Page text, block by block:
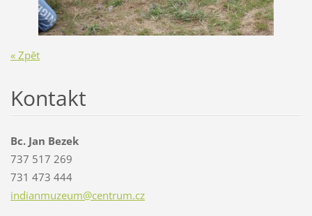
« Zpět
Kontakt
Bc. Jan Bezek
737 517 269
731 473 444
indianmuzeum@centrum.cz